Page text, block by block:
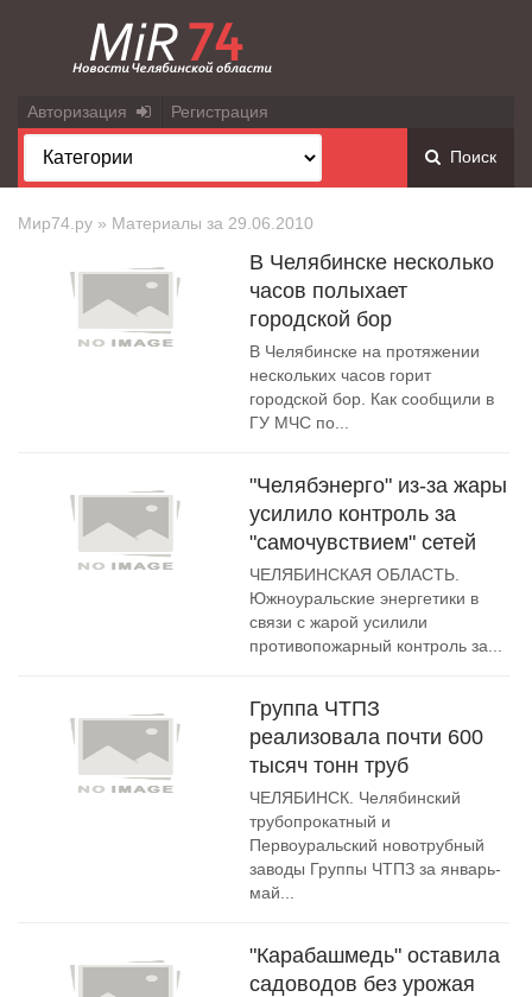
Авторизация Регистрация
Поиск
Мир74.ру » Материалы за 29.06.2010
В Челябинске несколько
часов полыхает
городской бор
В Челябинске на протяжении
нескольких часов горит
городской бор. Как сообщили в
ГУ МЧС по...
"Челябэнерго" из-за жары
усилило контроль за
"самочувствием" сетей
ЧЕЛЯБИНСКАЯ ОБЛАСТЬ.
Южноуральские энергетики в
связи с жарой усилили
противопожарный контроль за...
Группа ЧТПЗ
реализовала почти 600
тысяч тонн труб
ЧЕЛЯБИНСК. Челябинский
трубопрокатный и
Первоуральский новотрубный
заводы Группы ЧТПЗ за январь-
май...
"Карабашмедь" оставила
садоводов без урожая